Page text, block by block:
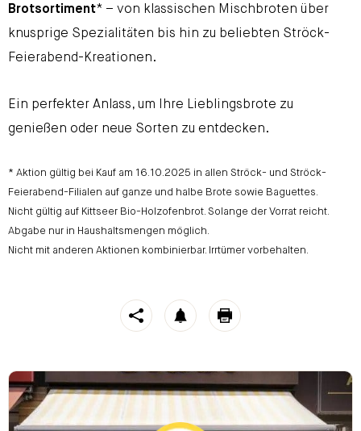
https://stroeck.at/neuigkeiten/tag-des-brotes-bei-
Toogle share
notification
print
Brotsortiment* – von klassischen Mischbroten über
knusprige Spezialitäten bis hin zu beliebten Ströck-
Feierabend-Kreationen.
Ein perfekter Anlass, um Ihre Lieblingsbrote zu
genießen oder neue Sorten zu entdecken.
* Aktion gültig bei Kauf am 16.10.2025 in allen Ströck- und Ströck-
Feierabend-Filialen auf ganze und halbe Brote sowie Baguettes.
Nicht gültig auf Kittseer Bio-Holzofenbrot. Solange der Vorrat reicht.
Abgabe nur in Haushaltsmengen möglich.
Nicht mit anderen Aktionen kombinierbar. Irrtümer vorbehalten.